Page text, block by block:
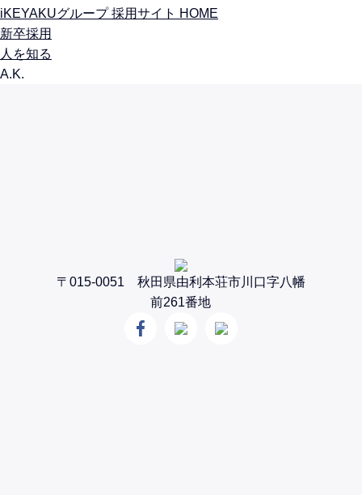
iKEYAKUグループ 採用サイト HOME
新卒採用
人を知る
A.K.
〒015-0051 秋田県由利本荘市川口字八幡
前261番地